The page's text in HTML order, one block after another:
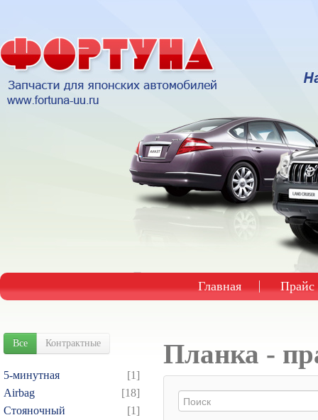
Главная Прайс
Все Контрактные
5-минутная
[1]
Airbag
[18]
Cтояночный
[1]
Планка -